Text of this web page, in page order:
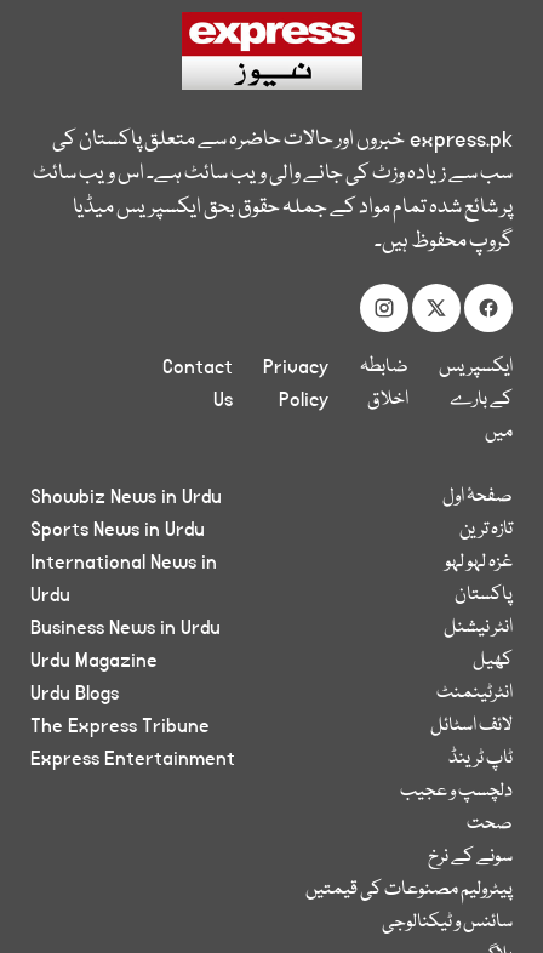
express.pkخبروں اور حالات حاضرہ سے متعلق پاکستان کی
سب سے زیادہ وزٹ کی جانے والی ویب سائٹ ہے۔ اس ویب سائٹ
پر شائع شدہ تمام مواد کے جملہ حقوق بحق ایکسپریس میڈیا
گروپ محفوظ ہیں۔
ایکسپریس
کے بارے
میں
ضابطہ
اخلاق
Privacy
Policy
Contact
Us
صفحۂ اول
تازہ ترین
غزہ لہو لہو
پاکستان
انٹر نیشنل
کھیل
انٹرٹینمنٹ
لائف اسٹائل
ٹاپ ٹرینڈ
دلچسپ و عجیب
صحت
سونے کے نرخ
پیٹرولیم مصنوعات کی قیمتیں
سائنس و ٹیکنالوجی
Showbiz News in Urdu
Sports News in Urdu
International News in
Urdu
Business News in Urdu
Urdu Magazine
Urdu Blogs
The Express Tribune
Express Entertainment